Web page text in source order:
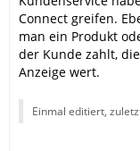
Connect greifen.
man ein Produkt
der Kunde zahlt,
Anzeige wert.
Einmal editiert,